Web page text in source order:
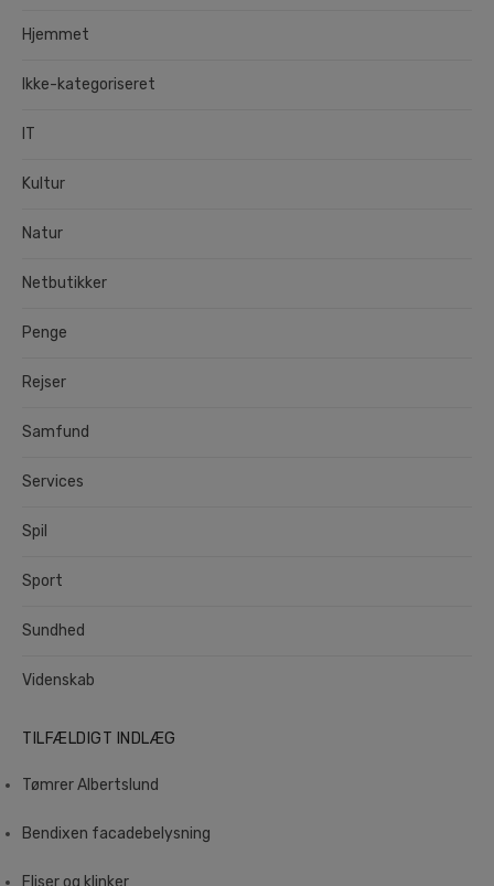
Hjemmet
Ikke-kategoriseret
IT
Kultur
Natur
Netbutikker
Penge
Rejser
Samfund
Services
Spil
Sport
Sundhed
Videnskab
TILFÆLDIGT INDLÆG
Tømrer Albertslund
Bendixen facadebelysning
Fliser og klinker